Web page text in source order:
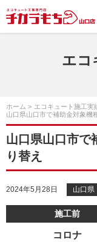
エコ
ホーム エコキュート施工実
山口県山口市で補助金対象機
山口県山口市で
り替え
2024年5月28日 山口県
施工前
コロナ